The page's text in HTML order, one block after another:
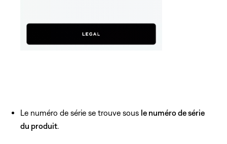
Le numéro de série se trouve sous le numéro de série
du produit